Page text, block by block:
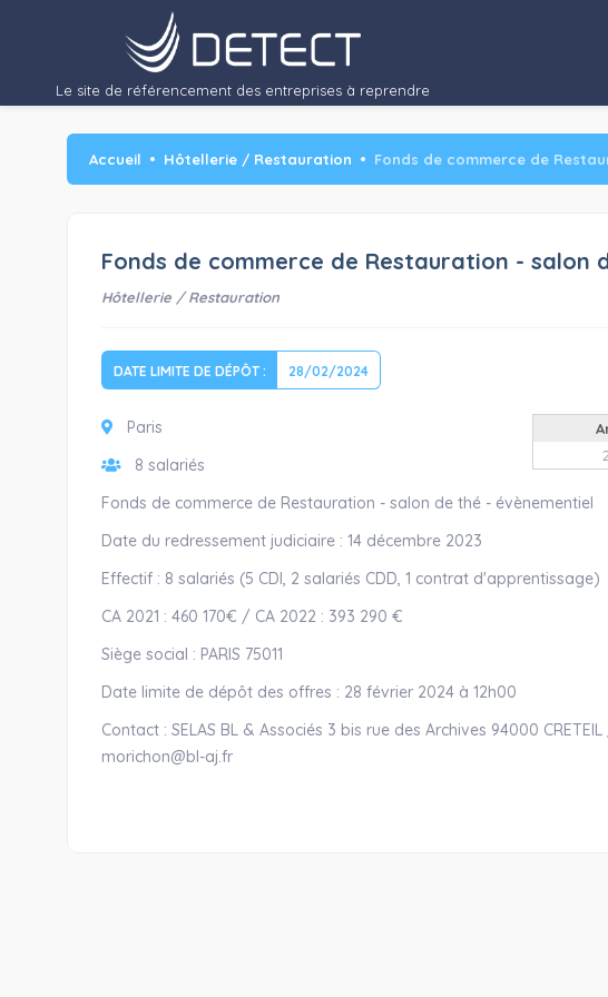
Le site de référencement des entreprises à reprendre
Accueil Hôtellerie / Restauration Fonds de commerce de
Fonds de commerce de Restauration - salon
Hôtellerie / Restauration
DATE LIMITE DE DÉPÔT : 28/02/2024
Paris
8 salariés
Fonds de commerce de Restauration - salon de thé - évènementiel
Date du redressement judiciaire : 14 décembre 2023
Effectif : 8 salariés (5 CDI, 2 salariés CDD, 1 contrat d'apprentissage)
CA 2021 : 460 170€ / CA 2022 : 393 290 €
Siège social : PARIS 75011
Date limite de dépôt des offres : 28 février 2024 à 12h00
Contact : SELAS BL & Associés 3 bis rue des Archives 94000
morichon@bl-aj.fr